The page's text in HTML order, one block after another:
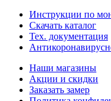
Инструкции по
Скачать каталог
Тех. документация
Наши магазины
Акции и скидки
Заказать замер